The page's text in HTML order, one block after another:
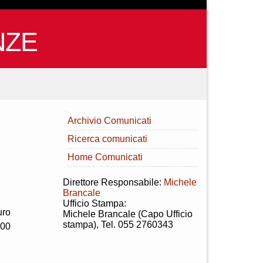
Archivio Comunicati
Ricerca comunicati
Home Comunicati
Direttore Responsabile: Michele
Brancale
Ufficio Stampa:
Michele Brancale (Capo Ufficio
stampa), Tel. 055 2760343